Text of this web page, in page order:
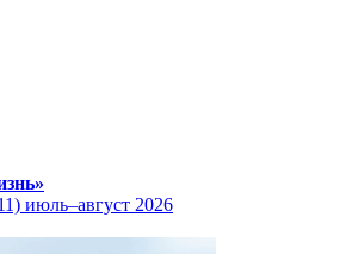
июль–август 2026